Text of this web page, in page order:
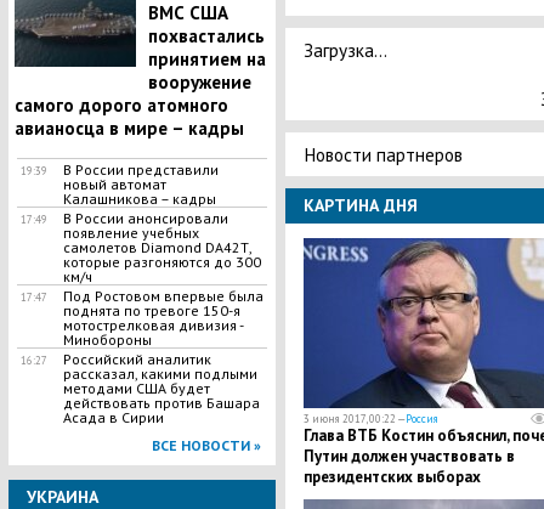
ВМС США
похвастались
принятием на
вооружение
самого дорого атомного
авианосца в мире – кадры
19:39
В России представили
новый автомат
Калашникова – кадры
17:49
В России анонсировали
появление учебных
самолетов Diamond DA42Т,
которые разгоняются до 300
км/ч
17:47
Под Ростовом впервые была
поднята по тревоге 150-я
мотострелковая дивизия -
Минобороны
16:27
Российский аналитик
рассказал, какими подлыми
методами США будет
действовать против Башара
Асада в Сирии
ВСЕ НОВОСТИ »
УКРАИНА
Загрузка...
Новости партнеров
КАРТИНА ДНЯ
3 июня 2017, 00:22 —Россия
Глава ВТБ Костин объяснил,
Путин должен участвовать в
президентских выборах